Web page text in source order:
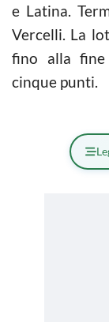
e Latina.
Vercelli. La
fino alla fine
cinque punti.